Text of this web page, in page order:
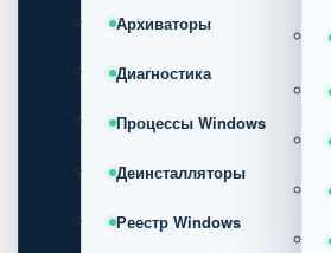
Архиваторы
Диагностика
Процессы Windows
Деинсталляторы
Реестр Windows